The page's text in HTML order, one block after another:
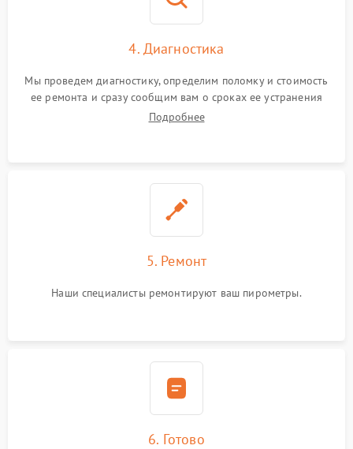
4. Диагностика
Мы проведем диагностику, определим поломку и стоимость
ее ремонта и сразу сообщим вам о сроках ее устранения
Подробнее
5. Ремонт
Наши специалисты ремонтируют ваш пирометры.
6. Готово